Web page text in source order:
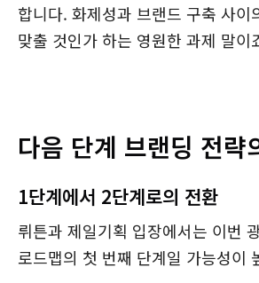
합니다. 화제성과 브랜드 구축 사이
맞출 것인가 하는 영원한 과제 말이
다음 단계 브랜딩 전략
1단계에서 2단계로의 전환
뤼튼과 제일기획 입장에서는 이번
로드맵의 첫 번째 단계일 가능성이